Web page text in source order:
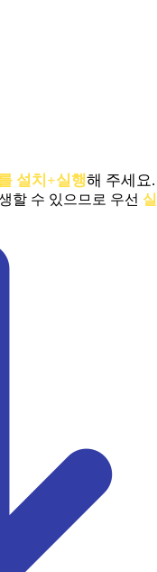
설치+실행해 주세요.
할 수 있으므로 우선 실